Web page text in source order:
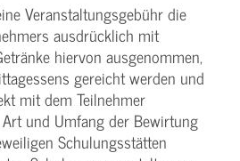
Veranstaltungs­gebühr die
ausdrücklich mit
hiervon ausgenommen,
gereicht werden und
mit dem Teilnehmer
und Umfang der Bewirtung
Schulungsstätten